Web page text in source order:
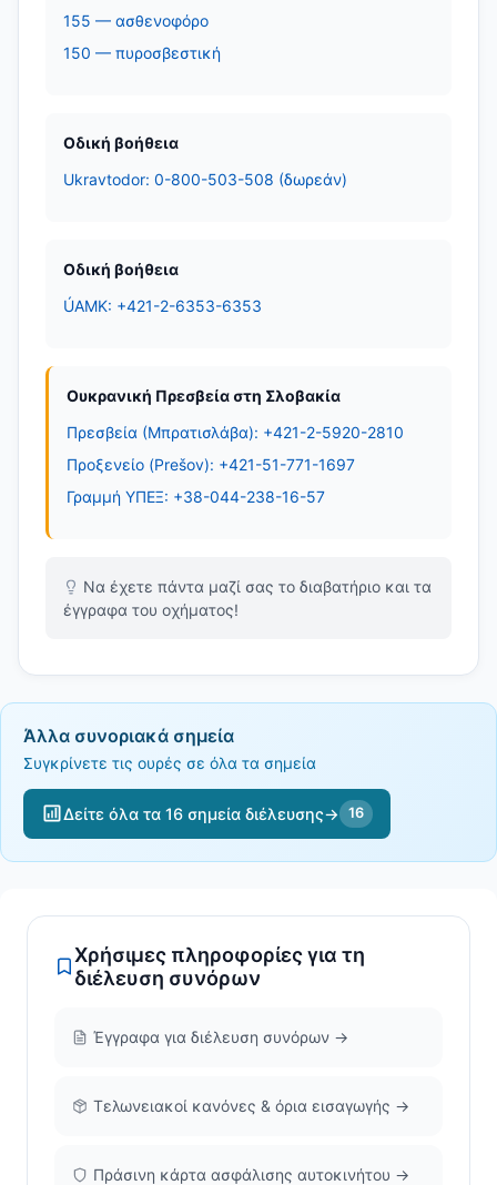
155 — ασθενοφόρο
150 — πυροσβεστική
Οδική βοήθεια
Ukravtodor: 0-800-503-508 (δωρεάν)
Οδική βοήθεια
ÚAMK: +421-2-6353-6353
Ουκρανική Πρεσβεία στη Σλοβακία
Πρεσβεία (Μπρατισλάβα): +421-2-5920-2810
Προξενείο (Prešov): +421-51-771-1697
Γραμμή ΥΠΕΞ: +38-044-238-16-57
Να έχετε πάντα μαζί σας το διαβατήριο και τα
έγγραφα του οχήματος!
Άλλα συνοριακά σημεία
Συγκρίνετε τις ουρές σε όλα τα σημεία
Δείτε όλα τα 16 σημεία διέλευσης→ 16
Χρήσιμες πληροφορίες για τη
διέλευση συνόρων
Έγγραφα για διέλευση συνόρων →
Τελωνειακοί κανόνες & όρια εισαγωγής →
Πράσινη κάρτα ασφάλισης αυτοκινήτου →